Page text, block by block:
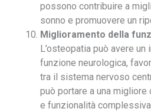
possono contribuire a
sonno e promuovere un
Miglioramento della
L’osteopatia può avere
funzione neurologica,
tra il sistema nervoso
può portare a una
e funzionalità